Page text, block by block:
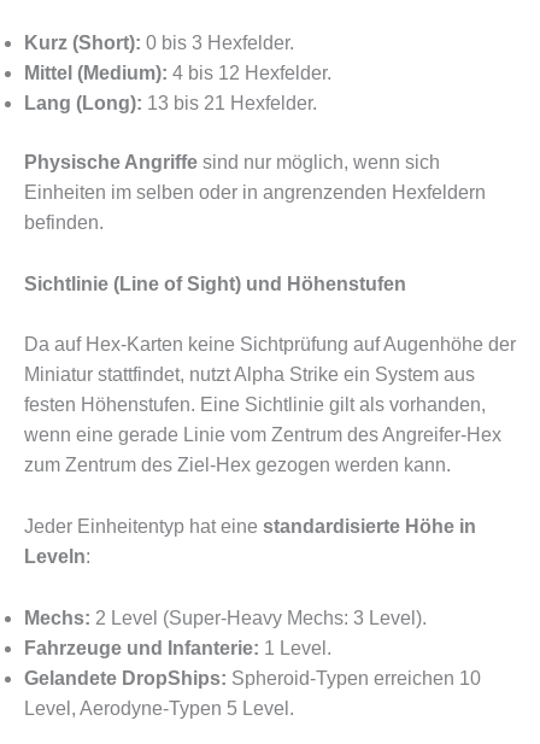
Kurz (Short): 0 bis 3 Hexfelder.
Mittel (Medium): 4 bis 12 Hexfelder.
Lang (Long): 13 bis 21 Hexfelder.
Physische Angriffe sind nur möglich, wenn sich
Einheiten im selben oder in angrenzenden Hexfeldern
befinden.
Sichtlinie (Line of Sight) und Höhenstufen
Da auf Hex-Karten keine Sichtprüfung auf Augenhöhe der
Miniatur stattfindet, nutzt Alpha Strike ein System aus
festen Höhenstufen. Eine Sichtlinie gilt als vorhanden,
wenn eine gerade Linie vom Zentrum des Angreifer-Hex
zum Zentrum des Ziel-Hex gezogen werden kann.
Jeder Einheitentyp hat eine standardisierte Höhe in
Leveln:
Mechs: 2 Level (Super-Heavy Mechs: 3 Level).
Fahrzeuge und Infanterie: 1 Level.
Gelandete DropShips: Spheroid-Typen erreichen 10
Level, Aerodyne-Typen 5 Level.